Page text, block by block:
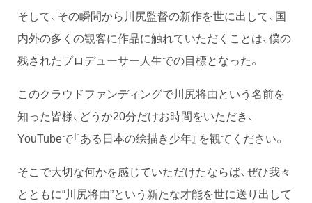
そして、その瞬間から川尻監督の新作を世に出して、国
内外の多くの観客に作品に触れていただくことは、僕の
残されたプロデューサー人生での目標となった。
このクラウドファンディングで川尻将由という名前を
知った皆様、どうか20分だけお時間をいただき、
YouTubeで『ある日本の絵描き少年』を観てください。
そこで大切な何かを感じていただけたならば、ぜひ我々
とともに“川尻将由”という新たな才能を世に送り出して